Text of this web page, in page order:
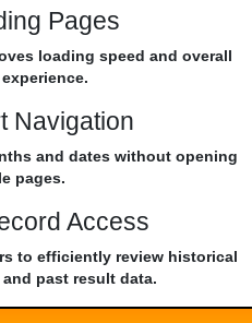
Pages
loading speed and overall
Navigation
and dates without opening
pages.
Access
to efficiently review historical
past result data.